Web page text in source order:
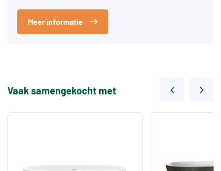
Meer informatie
Vaak samengekocht met